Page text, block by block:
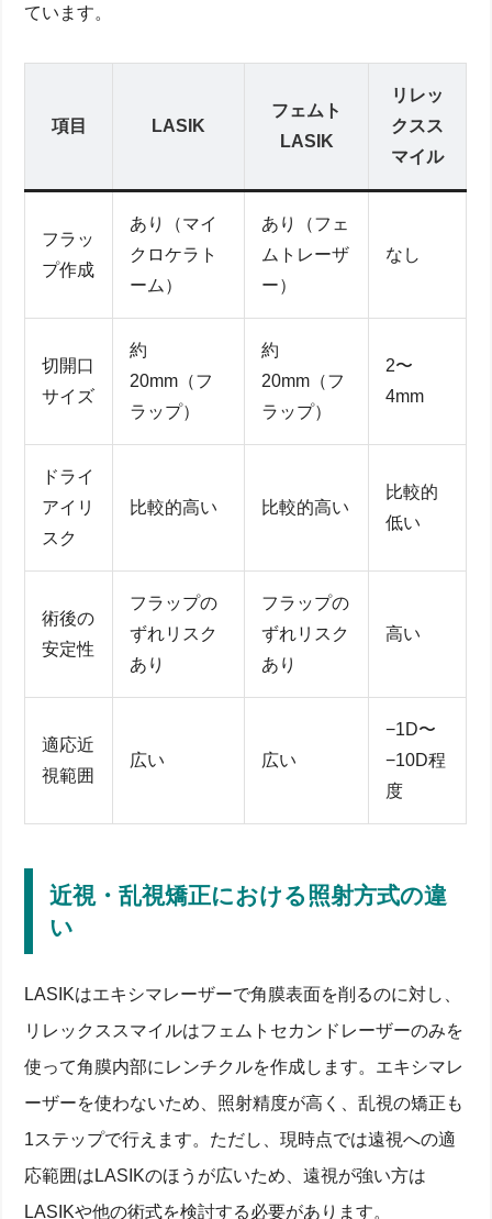
ています。
項目 LASIK
フェムト
LASIK
リレッ
クスス
マイル
フラッ
プ作成
あり（マイ
クロケラト
ーム）
あり（フェ
ムトレーザ
ー）
なし
切開口
サイズ
約
20mm（フ
ラップ）
約
20mm（フ
ラップ）
2〜
4mm
ドライ
アイリ
スク
比較的高い 比較的高い
比較的
低い
術後の
安定性
フラップの
ずれリスク
あり
フラップの
ずれリスク
あり
高い
適応近
視範囲
広い 広い
−1D〜
−10D程
度
近視・乱視矯正における照射方式の違
い
LASIKはエキシマレーザーで角膜表面を削るのに対し、
リレックススマイルはフェムトセカンドレーザーのみを
使って角膜内部にレンチクルを作成します。エキシマレ
ーザーを使わないため、照射精度が高く、乱視の矯正も
1ステップで行えます。ただし、現時点では遠視への適
応範囲はLASIKのほうが広いため、遠視が強い方は
LASIKや他の術式を検討する必要があります。